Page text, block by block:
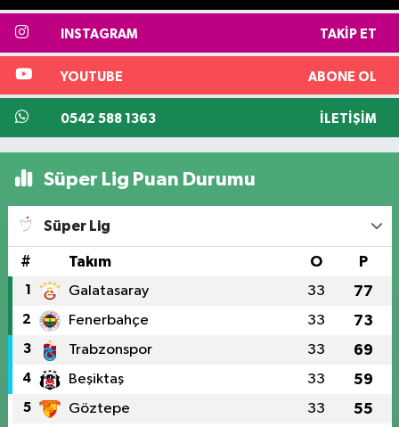
INSTAGRAM TAKIP ET
YOUTUBE ABONE OL
0542 588 1363 İLETIŞIM
Süper Lig Puan Durumu
Süper Lig
# Takım O P
1 Galatasaray 33 77
2 Fenerbahçe 33 73
3 Trabzonspor 33 69
4 Beşiktaş 33 59
5 Göztepe 33 55